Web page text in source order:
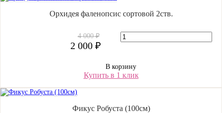
Орхидея фаленопсис сортовой 2ств.
4 000 ₽
2 000 ₽
В корзину
Купить в 1 клик
Фикус Робуста (100см)